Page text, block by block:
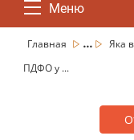
Меню
Главная ...
Яка
ПДФО у ...